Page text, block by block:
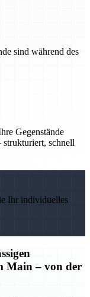
sind während des
Gegenstände
schnell
Ihr individuelles
Main – von der